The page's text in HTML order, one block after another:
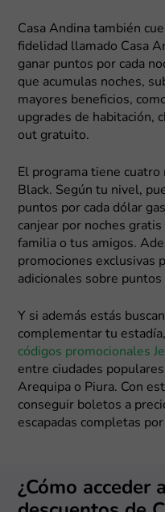
Casa Andina también
fidelidad llamado Casa
ganar puntos por cada
que acumulas noches,
mayores beneficios,
upgrades de habitación,
out gratuito.
El programa tiene
Black. Según tu nivel,
puntos por cada dólar
canjear por noches
familia o tus amigos.
promociones exclusivas
adicionales sobre puntos
Y si además estás
complementar tu
códigos promocionales
entre ciudades
Arequipa o Piura. Con
conseguir boletos a
escapadas completas
¿Cómo acceder